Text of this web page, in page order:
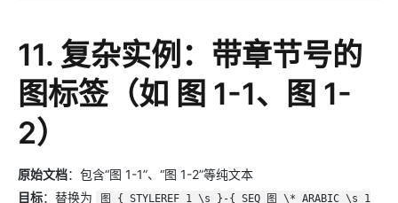
11. 复杂实例：带章节号的
图标签（如 图 1-1、图 1-
2）
原始文档：包含“图 1-1”、“图 1-2”等纯文本
目标：替换为
图 { STYLEREF 1 \s }-{ SEQ 图 \* ARABIC \s 1